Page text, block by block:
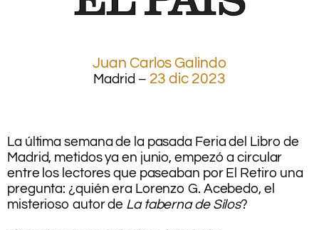
Juan Carlos Galindo
Madrid – 23 dic 2023
La última semana de la pasada Feria del Libro de
Madrid, metidos ya en junio, empezó a circular
entre los lectores que paseaban por El Retiro una
pregunta: ¿quién era Lorenzo G. Acebedo, el
misterioso autor de La taberna de Silos?